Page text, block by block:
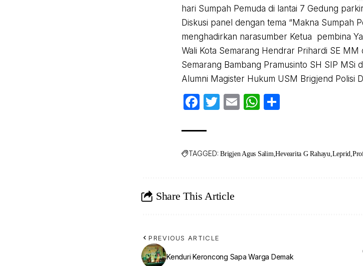
hari Sumpah Pemuda di lantai 7 Gedung
Diskusi panel dengan tema “Makna Sumpah
menghadirkan narasumber Ketua pembina
Wali Kota Semarang Hendrar Prihardi SE MM
Semarang Bambang Pramusinto SH SIP MSi
Alumni Magister Hukum USM Brigjend Polisi
Facebook
Twitter
EmailWhatsApp
TAGGED: Brigjen Agus Salim Hevearita G Rahayu Leprid
Share This Article
PREVIOUS ARTICLE
Kenduri Keroncong Sapa Warga Demak